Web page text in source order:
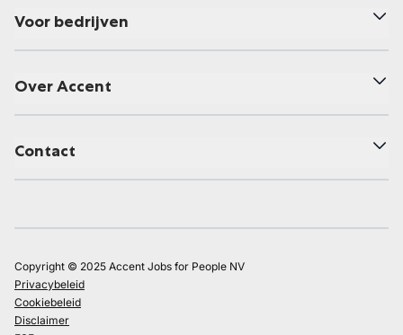
Voor bedrijven
Over Accent
Contact
Copyright © 2025 Accent Jobs for People NV
Privacybeleid
Cookiebeleid
Disclaimer